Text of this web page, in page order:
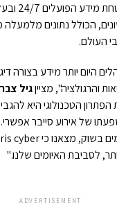
צוות של
הכולל נתונים
היום יותר מידע בצורה
והרגולציה", מצייןגיל
הטכנולוגי היא
של אירוע סייבר
לסביבת האיומים שלנו."
ADVERTISEMENT